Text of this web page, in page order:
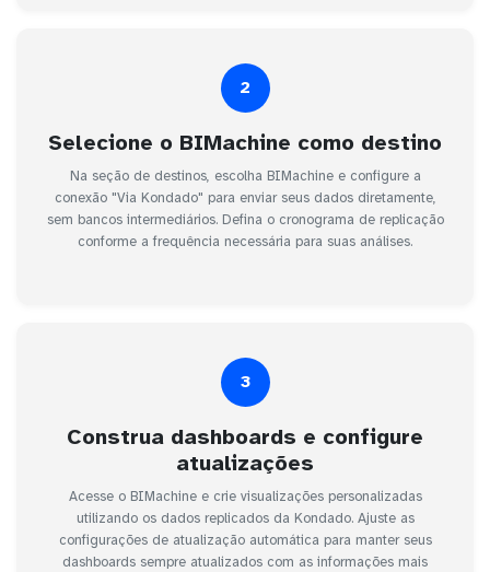
2
Selecione o BIMachine como destino
Na seção de destinos, escolha BIMachine e configure a
conexão "Via Kondado" para enviar seus dados diretamente,
sem bancos intermediários. Defina o cronograma de replicação
conforme a frequência necessária para suas análises.
3
Construa dashboards e configure
atualizações
Acesse o BIMachine e crie visualizações personalizadas
utilizando os dados replicados da Kondado. Ajuste as
configurações de atualização automática para manter seus
dashboards sempre atualizados com as informações mais